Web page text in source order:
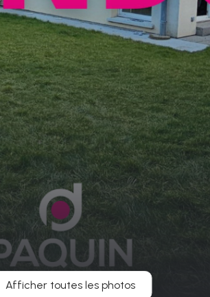
Afficher toutes les photos